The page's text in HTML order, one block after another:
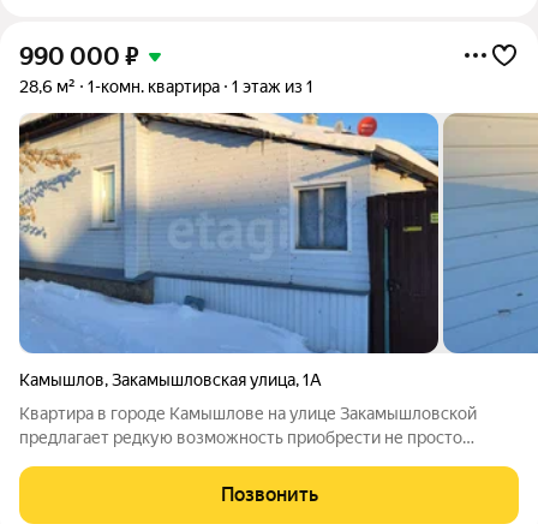
990 000 ₽
28,6 м² 1-комн. квартира 1 этаж из 1
Камышлов,Закамышловская улица,1А
Квартира в городе Камышлове на улице Закамышловской
предлагает редкую возможность приобрести не просто
приусадебным хозяйством. Общая площадь объекта
составляет 28,6 кв.м., в нем выполнен аккуратный
Позвонить